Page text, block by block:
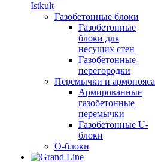
Istkult
Газобетонные блоки
Газобетонные
блоки для
несущих стен
Газобетонные
перегородки
Перемычки и армопояса
Армированные
газобетонные
перемычки
Газобетонные U-
блоки
О-блоки